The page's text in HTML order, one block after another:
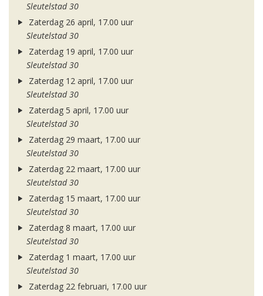
Sleutelstad 30
Zaterdag 26 april, 17.00 uur
Sleutelstad 30
Zaterdag 19 april, 17.00 uur
Sleutelstad 30
Zaterdag 12 april, 17.00 uur
Sleutelstad 30
Zaterdag 5 april, 17.00 uur
Sleutelstad 30
Zaterdag 29 maart, 17.00 uur
Sleutelstad 30
Zaterdag 22 maart, 17.00 uur
Sleutelstad 30
Zaterdag 15 maart, 17.00 uur
Sleutelstad 30
Zaterdag 8 maart, 17.00 uur
Sleutelstad 30
Zaterdag 1 maart, 17.00 uur
Sleutelstad 30
Zaterdag 22 februari, 17.00 uur